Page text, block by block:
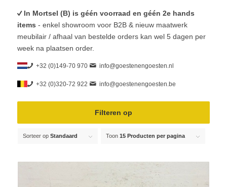
In Mortsel (B) is géén voorraad en géén 2e hands
items - enkel showroom voor B2B & nieuw maatwerk
meubilair / afhaal van bestelde orders kan wel 5 dagen per
week na plaatsen order.
+32 (0)149-70 970 info@goestenengoesten.nl
+32 (0)320-72 922 info@goestenengoesten.be
Filteren op
Sorteer op Standaard Toon 15 Producten per pagina